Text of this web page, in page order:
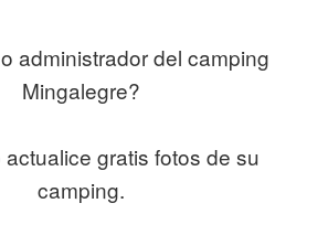
administrador del camping
Mingalegre?
gratis fotos de su
camping.